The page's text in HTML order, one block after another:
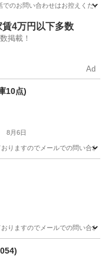
のお問い合わせはお控えくだ
賃4万円以下多数
掲載！
Ad
10点)
8月6日
りますのでメールでの問い合
りますのでメールでの問い合